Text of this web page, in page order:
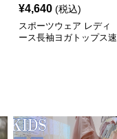
¥4,640 (税込)
スポーツウェア レディ
ース長袖ヨガトップス速